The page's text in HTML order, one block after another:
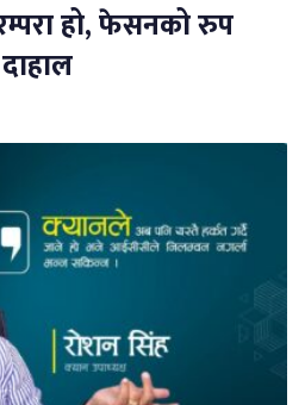
हो, फेसनको रुप